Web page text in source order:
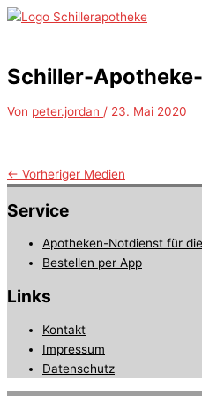
Zum
Schiller-
Von peter.jordan / 23. Mai 2020
← Vorheriger Medien
Service
Apotheken-Notdienst für
Bestellen per App
Links
Kontakt
Impressum
Datenschutz